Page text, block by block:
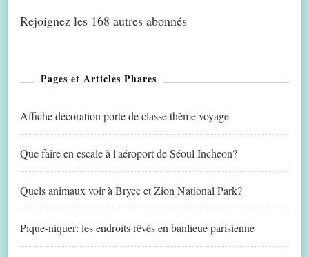
Rejoignez les 168 autres abonnés
Pages et Articles Phares
Affiche décoration porte de classe thème voyage
Que faire en escale à l'aéroport de Séoul Incheon?
Quels animaux voir à Bryce et Zion National Park?
Pique-niquer: les endroits rêvés en banlieue parisienne